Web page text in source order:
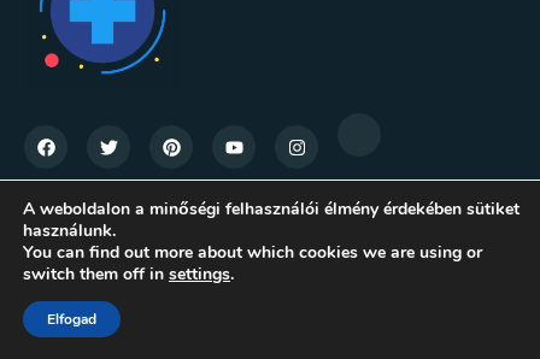
Kategóriák
Allergia
Bőrápolás
Emésztőrendszer
A weboldalon a minőségi felhasználói élmény érdekében sütiket
használunk.
You can find out more about which cookies we are using or
switch them off in settings.
Elfogad